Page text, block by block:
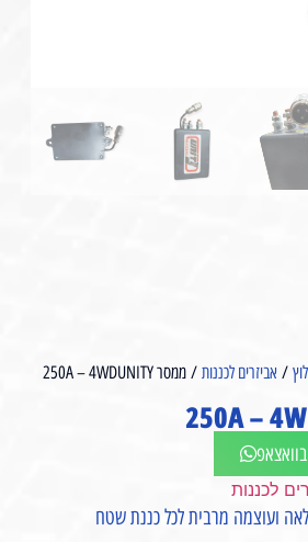
/ אביזרים לכננות/ ממסר 250A – 4WDUNITY
לכננות